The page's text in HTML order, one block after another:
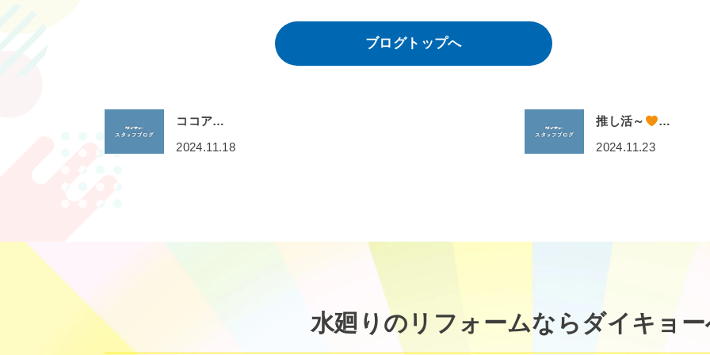
ブログトップへ
ココア…
2024.11.18
推し活～
…
2024.11.23
水廻りのリフォームならダイキョ